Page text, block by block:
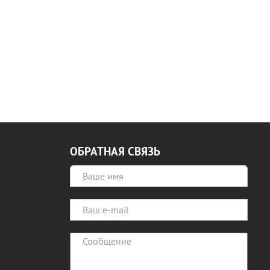
ОБРАТНАЯ СВЯЗЬ